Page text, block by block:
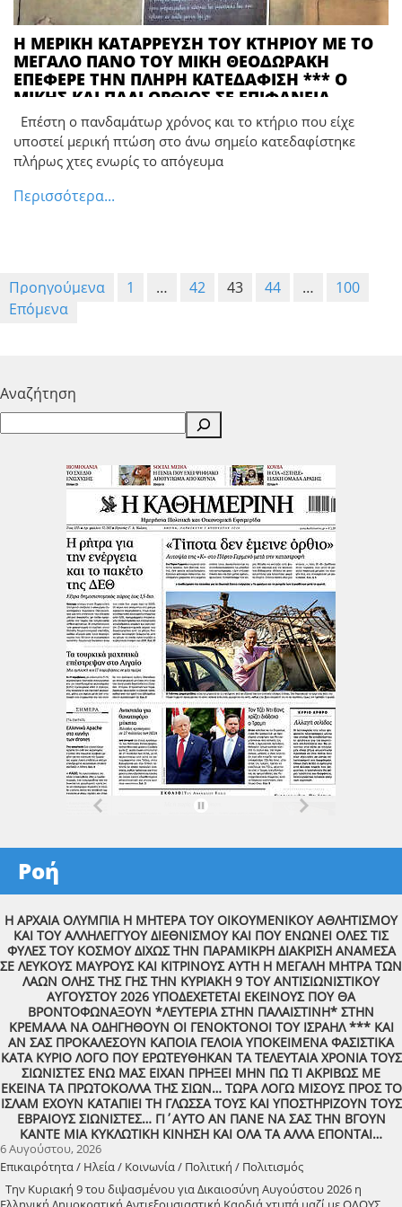
Η ΜΕΡΙΚΗ ΚΑΤΑΡΡΕΥΣΗ ΤΟΥ ΚΤΗΡΙΟΥ ΜΕ ΤΟ
ΜΕΓΑΛΟ ΠΑΝΟ ΤΟΥ ΜΙΚΗ ΘΕΟΔΩΡΑΚΗ
ΕΠΕΦΕΡΕ ΤΗΝ ΠΛΗΡΗ ΚΑΤΕΔΑΦΙΣΗ *** Ο
ΜΙΚΗΣ ΚΑΙ ΠΑΛΙ ΟΡΘΙΟΣ ΣΕ ΕΠΙΦΑΝΕΙΑ
ΚΤΙΣΜΑΤΟΣ ΕΠΙ ΤΗΣ ΦΕΡΩΝΥΜΗΣ ΠΛΑΤΕΙΑΣ
Επέστη ο πανδαμάτωρ χρόνος και το κτήριο που είχε
υποστεί μερική πτώση στο άνω σημείο κατεδαφίστηκε
πλήρως χτες ενωρίς το απόγευμα
Περισσότερα...
Σελιδοποίηση
άρθρων
Προηγούμενα 1 … 42 43 44 …
100
Επόμενα
Αναζήτηση
Ροή
Η ΑΡΧΑΙΑ ΟΛΥΜΠΙΑ Η ΜΗΤΕΡΑ ΤΟΥ ΟΙΚΟΥΜΕΝΙΚΟΥ ΑΘΛΗΤΙΣΜΟΥ
ΚΑΙ ΤΟΥ ΑΛΛΗΛΕΓΓΥΟΥ ΔΙΕΘΝΙΣΜΟΥ ΚΑΙ ΠΟΥ ΕΝΩΝΕΙ ΟΛΕΣ ΤΙΣ
ΦΥΛΕΣ ΤΟΥ ΚΟΣΜΟΥ ΔΙΧΩΣ ΤΗΝ ΠΑΡΑΜΙΚΡΗ ΔΙΑΚΡΙΣΗ ΑΝΑΜΕΣΑ
ΣΕ ΛΕΥΚΟΥΣ ΜΑΥΡΟΥΣ ΚΑΙ ΚΙΤΡΙΝΟΥΣ ΑΥΤΗ Η ΜΕΓΑΛΗ ΜΗΤΡΑ ΤΩΝ
ΛΑΩΝ ΟΛΗΣ ΤΗΣ ΓΗΣ ΤΗΝ ΚΥΡΙΑΚΗ 9 ΤΟΥ ΑΝΤΙΣΙΩΝΙΣΤΙΚΟΥ
ΑΥΓΟΥΣΤΟΥ 2026 ΥΠΟΔΕΧΕΤΕΤΑΙ ΕΚΕΙΝΟΥΣ ΠΟΥ ΘΑ
ΒΡΟΝΤΟΦΩΝΑΞΟΥΝ *ΛΕΥΤΕΡΙΑ ΣΤΗΝ ΠΑΛΑΙΣΤΙΝΗ* ΣΤΗΝ
ΚΡΕΜΑΛΑ ΝΑ ΟΔΗΓΗΘΟΥΝ ΟΙ ΓΕΝΟΚΤΟΝΟΙ ΤΟΥ ΙΣΡΑΗΛ *** ΚΑΙ
ΑΝ ΣΑΣ ΠΡΟΚΑΛΕΣΟΥΝ ΚΑΠΟΙΑ ΓΕΛΟΙΑ ΥΠΟΚΕΙΜΕΝΑ ΦΑΣΙΣΤΙΚΑ
ΚΑΤΑ ΚΥΡΙΟ ΛΟΓΟ ΠΟΥ ΕΡΩΤΕΥΘΗΚΑΝ ΤΑ ΤΕΛΕΥΤΑΙΑ ΧΡΟΝΙΑ ΤΟΥΣ
ΣΙΩΝΙΣΤΕΣ ΕΝΩ ΜΑΣ ΕΙΧΑΝ ΠΡΗΞΕΙ ΜΗΝ ΠΩ ΤΙ ΑΚΡΙΒΩΣ ΜΕ
ΕΚΕΙΝΑ ΤΑ ΠΡΩΤΟΚΟΛΛΑ ΤΗΣ ΣΙΩΝ… ΤΩΡΑ ΛΟΓΩ ΜΙΣΟΥΣ ΠΡΟΣ ΤΟ
ΙΣΛΑΜ ΕΧΟΥΝ ΚΑΤΑΠΙΕΙ ΤΗ ΓΛΩΣΣΑ ΤΟΥΣ ΚΑΙ ΥΠΟΣΤΗΡΙΖΟΥΝ ΤΟΥΣ
ΕΒΡΑΙΟΥΣ ΣΙΩΝΙΣΤΕΣ… ΓΙ΄ΑΥΤΟ ΑΝ ΠΑΝΕ ΝΑ ΣΑΣ ΤΗΝ ΒΓΟΥΝ
ΚΑΝΤΕ ΜΙΑ ΚΥΚΛΩΤΙΚΗ ΚΙΝΗΣΗ ΚΑΙ ΟΛΑ ΤΑ ΑΛΛΑ ΕΠΟΝΤΑΙ…
6 Αυγούστου, 2026
Επικαιρότητα / Ηλεία / Κοινωνία / Πολιτική / Πολιτισμός
Την Κυριακή 9 του διψασμένου για Δικαιοσύνη Αυγούστου 2026 η